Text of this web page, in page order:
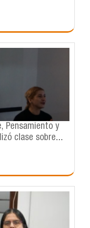
internacional
Pensamiento y
clase sobre